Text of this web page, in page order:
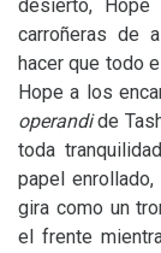
desierto,
carroñeras de
hacer que todo
Hope a los
operandide
toda
papel
gira como un
el frente